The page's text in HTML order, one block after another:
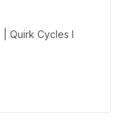
| Quirk Cycles I